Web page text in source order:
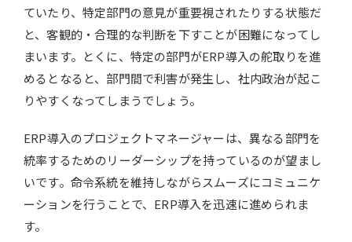
ていたり、特定部門の意見が重要視されたりする状態だ
と、客観的・合理的な判断を下すことが困難になってし
まいます。とくに、特定の部門がERP導入の舵取りを進
めるとなると、部門間で利害が発生し、社内政治が起こ
りやすくなってしまうでしょう。
ERP導入のプロジェクトマネージャーは、異なる部門を
統率するためのリーダーシップを持っているのが望まし
いです。命令系統を維持しながらスムーズにコミュニケ
ーションを行うことで、ERP導入を迅速に進められま
す。